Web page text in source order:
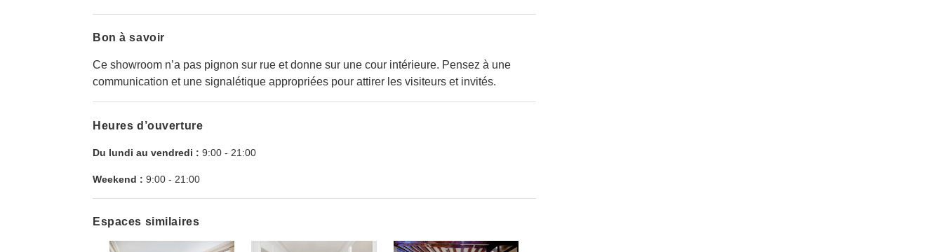
Bon à savoir
Ce showroom n’a pas pignon sur rue et donne sur une cour intérieure. Pensez à une
communication et une signalétique appropriées pour attirer les visiteurs et invités.
Heures d’ouverture
Du lundi au vendredi : 9:00 - 21:00
Weekend : 9:00 - 21:00
Espaces similaires